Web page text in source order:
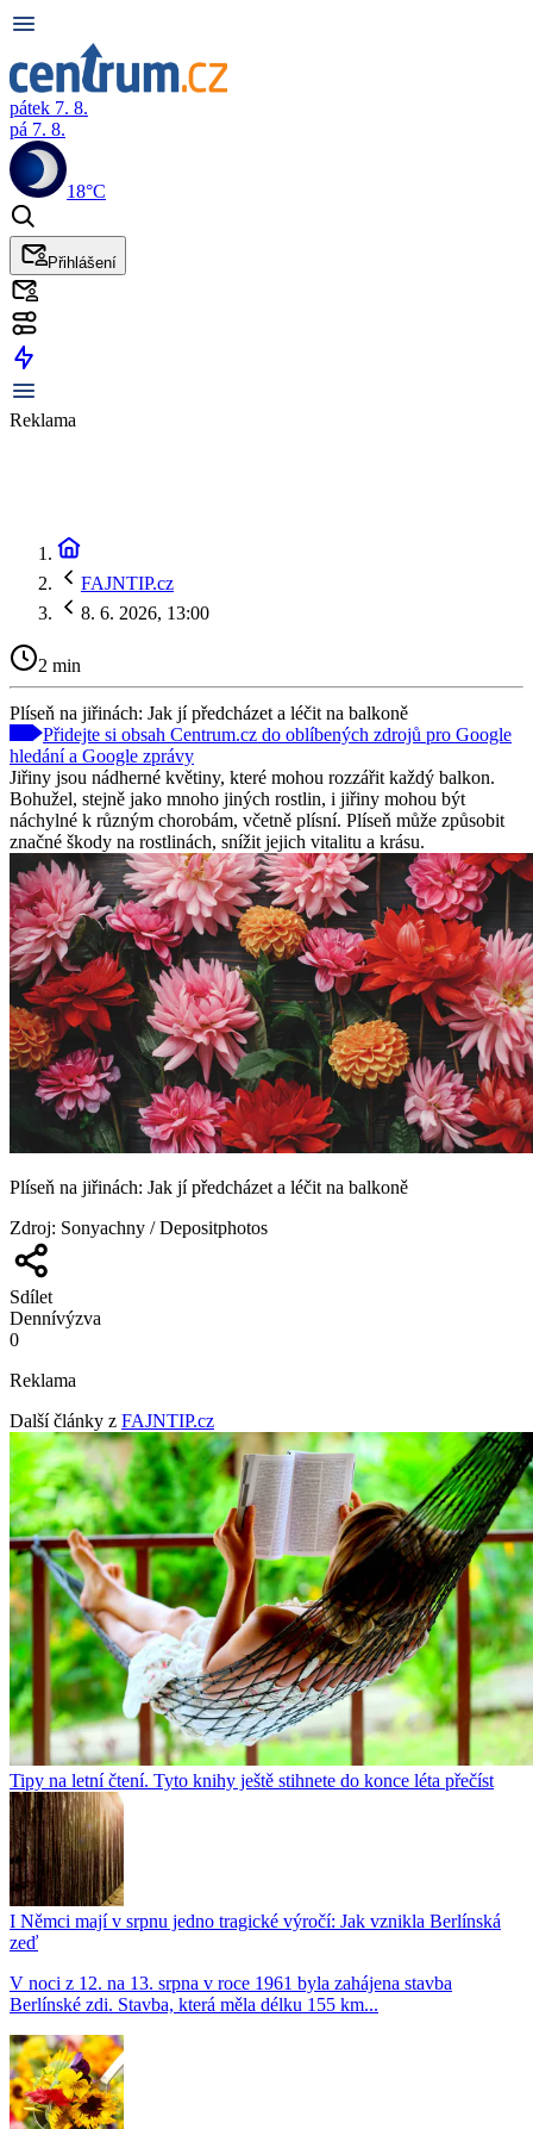
pátek 7. 8.
pá 7. 8.
18°C
Přihlášení
Reklama
FAJNTIP.cz
8. 6. 2026, 13:00
2 min
Plíseň na jiřinách: Jak jí předcházet a léčit na balkoně
Přidejte si obsah Centrum.cz do oblíbených zdrojů pro Google
hledání a Google zprávy
Jiřiny jsou nádherné květiny, které mohou rozzářit každý balkon.
Bohužel, stejně jako mnoho jiných rostlin, i jiřiny mohou být
náchylné k různým chorobám, včetně plísní. Plíseň může způsobit
značné škody na rostlinách, snížit jejich vitalitu a krásu.
Plíseň na jiřinách: Jak jí předcházet a léčit na balkoně
Zdroj: Sonyachny / Depositphotos
Sdílet
Dennívýzva
0
Reklama
Další články z FAJNTIP.cz
Tipy na letní čtení. Tyto knihy ještě stihnete do konce léta přečíst
I Němci mají v srpnu jedno tragické výročí: Jak vznikla Berlínská
zeď
V noci z 12. na 13. srpna v roce 1961 byla zahájena stavba
Berlínské zdi. Stavba, která měla délku 155 km...